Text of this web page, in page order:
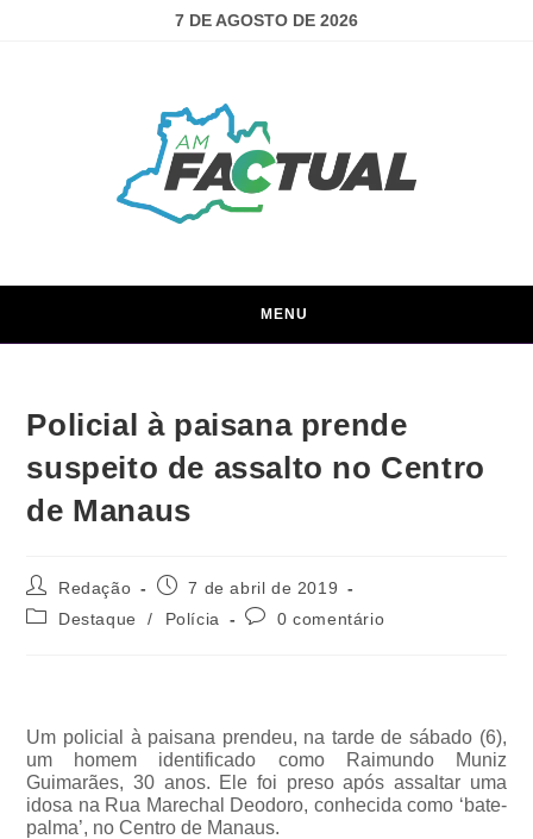
7 DE AGOSTO DE 2026
MENU
Policial à paisana prende
suspeito de assalto no Centro
de Manaus
Redação
7 de abril de 2019
Destaque
/ Polícia 0 comentário
Um policial à paisana prendeu, na tarde de sábado (6),
um homem identificado como Raimundo Muniz
Guimarães, 30 anos. Ele foi preso após assaltar uma
idosa na Rua Marechal Deodoro, conhecida como ‘bate-
palma’, no Centro de Manaus.